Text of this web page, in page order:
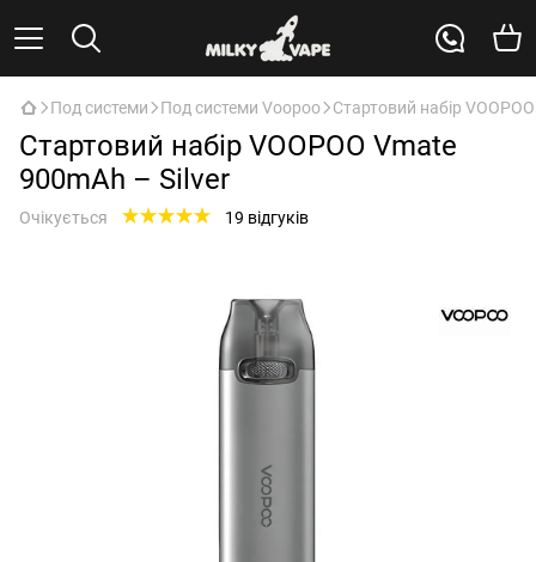
Под системи Под системи Voopoo Стартовий набір
Стартовий набір VOOPOO Vmate
900mAh – Silver
Очікується 19 відгуків